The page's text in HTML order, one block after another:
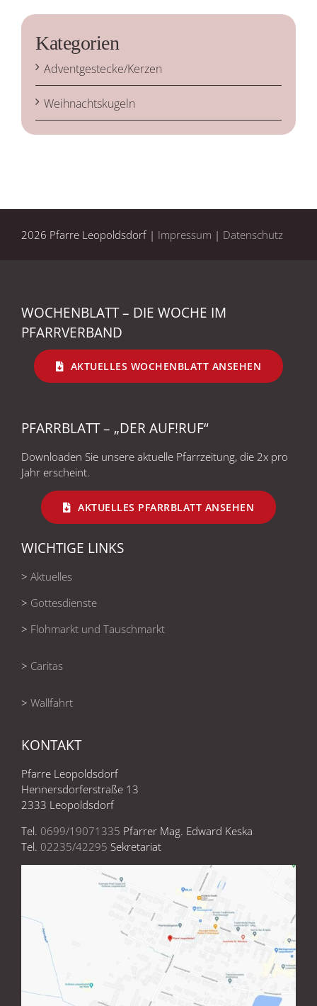
Kategorien
Adventgestecke/Kerzen
Weihnachtskugeln
2026 Pfarre Leopoldsdorf | Impressum | Datenschutz
WOCHENBLATT – DIE WOCHE IM
PFARRVERBAND
AKTUELLES WOCHENBLATT ANSEHEN
PFARRBLATT – „DER AUF!RUF“
Downloaden Sie unsere aktuelle Pfarrzeitung, die 2x pro
Jahr erscheint.
AKTUELLES PFARRBLATT ANSEHEN
WICHTIGE LINKS
> Aktuelles
> Gottesdienste
> Flohmarkt und Tauschmarkt
> Caritas
> Wallfahrt
KONTAKT
Pfarre Leopoldsdorf
Hennersdorferstraße 13
2333 Leopoldsdorf
Tel. 0699/19071335 Pfarrer Mag. Edward Keska
Tel. 02235/42295 Sekretariat